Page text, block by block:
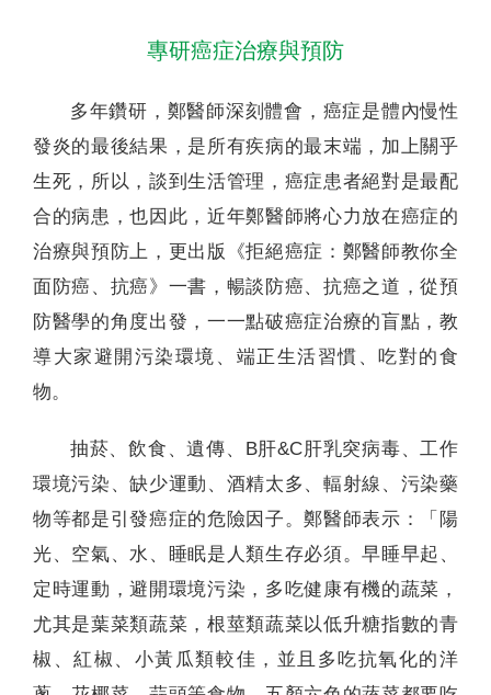
專研癌症治療與預防
多年鑽研，鄭醫師深刻體會，癌症是體內慢性
發炎的最後結果，是所有疾病的最末端，加上關乎
生死，所以，談到生活管理，癌症患者絕對是最配
合的病患，也因此，近年鄭醫師將心力放在癌症的
治療與預防上，更出版《拒絕癌症：鄭醫師教你全
面防癌、抗癌》一書，暢談防癌、抗癌之道，從預
防醫學的角度出發，一一點破癌症治療的盲點，教
導大家避開污染環境、端正生活習慣、吃對的食
物。
抽菸、飲食、遺傳、B肝&C肝乳突病毒、工作
環境污染、缺少運動、酒精太多、輻射線、污染藥
物等都是引發癌症的危險因子。鄭醫師表示：「陽
光、空氣、水、睡眠是人類生存必須。早睡早起、
定時運動，避開環境污染，多吃健康有機的蔬菜，
尤其是葉菜類蔬菜，根莖類蔬菜以低升糖指數的青
椒、紅椒、小黃瓜類較佳，並且多吃抗氧化的洋